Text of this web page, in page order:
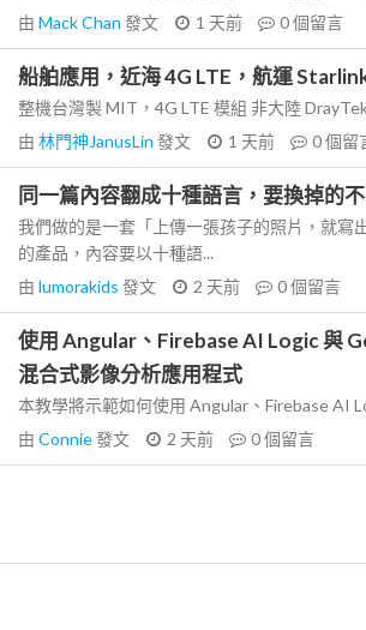
由 Mack Chan 發文 1 天前 0個留言
船舶應用，近海 4G LTE，航運
整機台灣製 MIT，4G LTE 模組 非大陸
由 林門神JanusLin 發文 1 天前 0個留
同一篇內容翻成十種語言，要換掉的
我們做的是一套「上傳一張孩子的照片，就寫
的產品，內容要以十種語...
由 lumorakids 發文 2 天前 0個留言
使用 Angular、Firebase AI Logic 與
混合式影像分析應用程式
本教學將示範如何使用 Angular、Firebase AI
由 Connie發文 2 天前 0個留言